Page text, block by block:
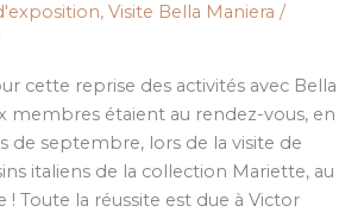
, Visite Bella Maniera /
cette reprise des activités avec Bella
membres étaient au rendez-vous, en
de septembre, lors de la visite de
italiens de la collection Mariette, au
! Toute la réussite est due à Victor